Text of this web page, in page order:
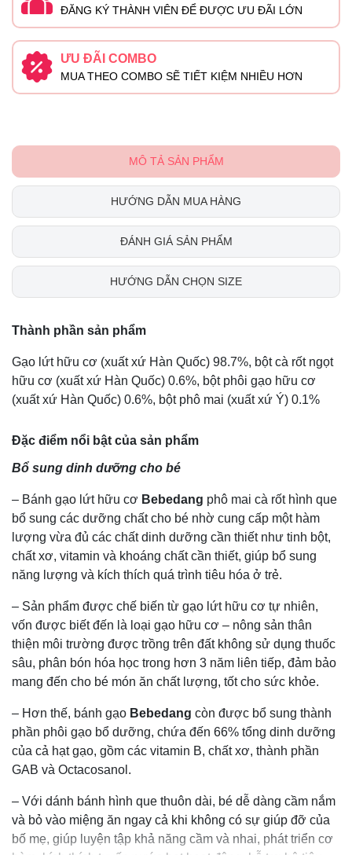
ĐĂNG KÝ THÀNH VIÊN ĐỂ ĐƯỢC ƯU ĐÃI LỚN
ƯU ĐÃI COMBO
MUA THEO COMBO SẼ TIẾT KIỆM NHIỀU HƠN
MÔ TẢ SẢN PHẨM
HƯỚNG DẪN MUA HÀNG
ĐÁNH GIÁ SẢN PHẨM
HƯỚNG DẪN CHỌN SIZE
Thành phần sản phẩm
Gạo lứt hữu cơ (xuất xứ Hàn Quốc) 98.7%, bột cà rốt ngọt
hữu cơ (xuất xứ Hàn Quốc) 0.6%, bột phôi gạo hữu cơ
(xuất xứ Hàn Quốc) 0.6%, bột phô mai (xuất xứ Ý) 0.1%
Đặc điểm nổi bật của sản phẩm
Bổ sung dinh dưỡng cho bé
– Bánh gạo lứt hữu cơ Bebedang phô mai cà rốt hình que
bổ sung các dưỡng chất cho bé nhờ cung cấp một hàm
lượng vừa đủ các chất dinh dưỡng cần thiết như tinh bột,
chất xơ, vitamin và khoáng chất cần thiết, giúp bổ sung
năng lượng và kích thích quá trình tiêu hóa ở trẻ.
– Sản phẩm được chế biến từ gạo lứt hữu cơ tự nhiên,
vốn được biết đến là loại gạo hữu cơ – nông sản thân
thiện môi trường được trồng trên đất không sử dụng thuốc
sâu, phân bón hóa học trong hơn 3 năm liên tiếp, đảm bảo
mang đến cho bé món ăn chất lượng, tốt cho sức khỏe.
– Hơn thế, bánh gạo Bebedang còn được bổ sung thành
phần phôi gạo bổ dưỡng, chứa đến 66% tổng dinh dưỡng
của cả hạt gạo, gồm các vitamin B, chất xơ, thành phần
GAB và Octacosanol.
– Với dánh bánh hình que thuôn dài, bé dễ dàng cầm nắm
và bỏ vào miệng ăn ngay cả khi không có sự giúp đỡ của
bố mẹ, giúp luyện tập khả năng cầm và nhai, phát triển cơ